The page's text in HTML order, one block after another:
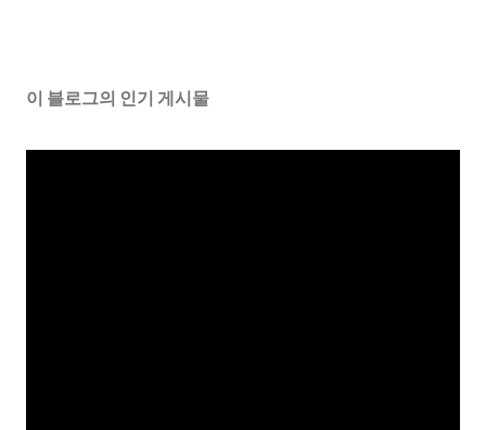
이 블로그의 인기 게시물